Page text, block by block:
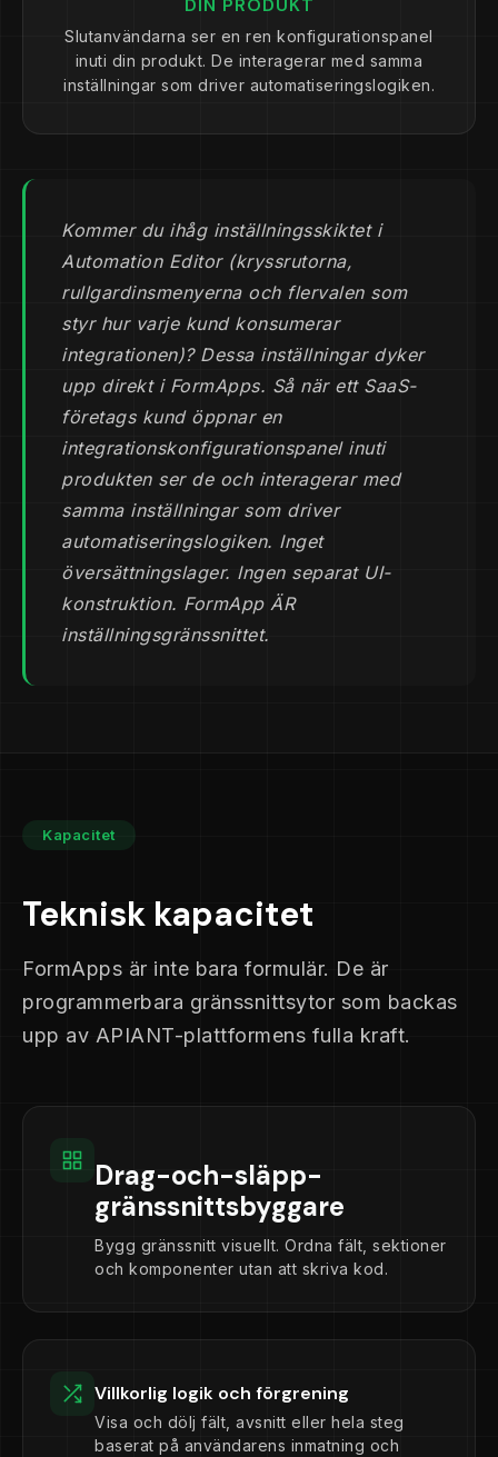
DIN PRODUKT
Slutanvändarna ser en ren konfigurationspanel
inuti din produkt. De interagerar med samma
inställningar som driver automatiseringslogiken.
Kommer du ihåg inställningsskiktet i
Automation Editor (kryssrutorna,
rullgardinsmenyerna och flervalen som
styr hur varje kund konsumerar
integrationen)? Dessa inställningar dyker
upp direkt i FormApps. Så när ett SaaS-
företags kund öppnar en
integrationskonfigurationspanel inuti
produkten ser de och interagerar med
samma inställningar som driver
automatiseringslogiken. Inget
översättningslager. Ingen separat UI-
konstruktion. FormApp ÄR
inställningsgränssnittet.
Kapacitet
Teknisk kapacitet
FormApps är inte bara formulär. De är
programmerbara gränssnittsytor som backas
upp av APIANT-plattformens fulla kraft.
Drag-och-släpp-
gränssnittsbyggare
Bygg gränssnitt visuellt. Ordna fält, sektioner
och komponenter utan att skriva kod.
Villkorlig logik och förgrening
Visa och dölj fält, avsnitt eller hela steg
baserat på användarens inmatning och